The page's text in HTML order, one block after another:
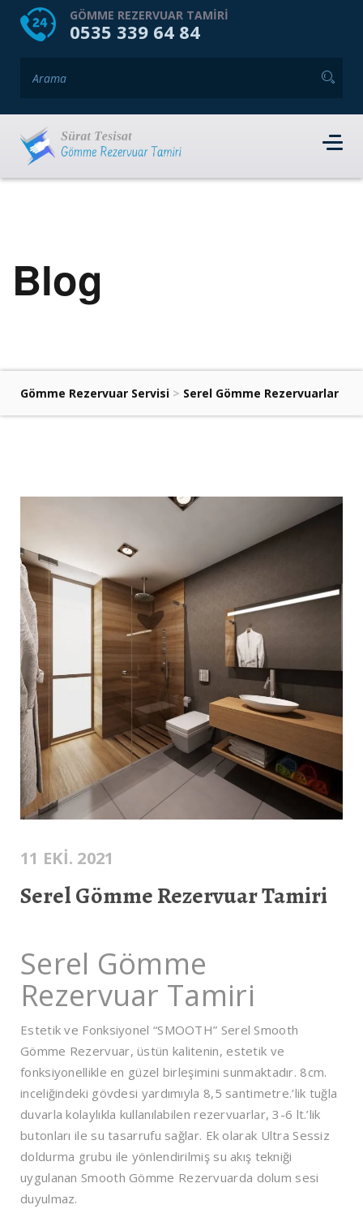
HOME HAKKIMIZDA
GÖMME REZERVUAR TAMIRI
0535 339 64 84
Blog
Gömme Rezervuar Servisi > Serel Gömme Rezervuarlar
11 EKI. 2021
Serel Gömme Rezervuar Tamiri
Serel Gömme
Rezervuar Tamiri
Estetik ve Fonksiyonel “SMOOTH” Serel Smooth
Gömme Rezervuar, üstün kalitenin, estetik ve
fonksiyonellikle en güzel birleşimini sunmaktadır. 8cm.
inceliğindeki gövdesi yardımıyla 8,5 santimetre.’lik tuğla
duvarla kolaylıkla kullanılabilen rezervuarlar, 3-6 lt.’lik
butonları ile su tasarrufu sağlar. Ek olarak Ultra Sessiz
doldurma grubu ile yönlendirilmiş su akış tekniği
uygulanan Smooth Gömme Rezervuarda dolum sesi
duyulmaz.